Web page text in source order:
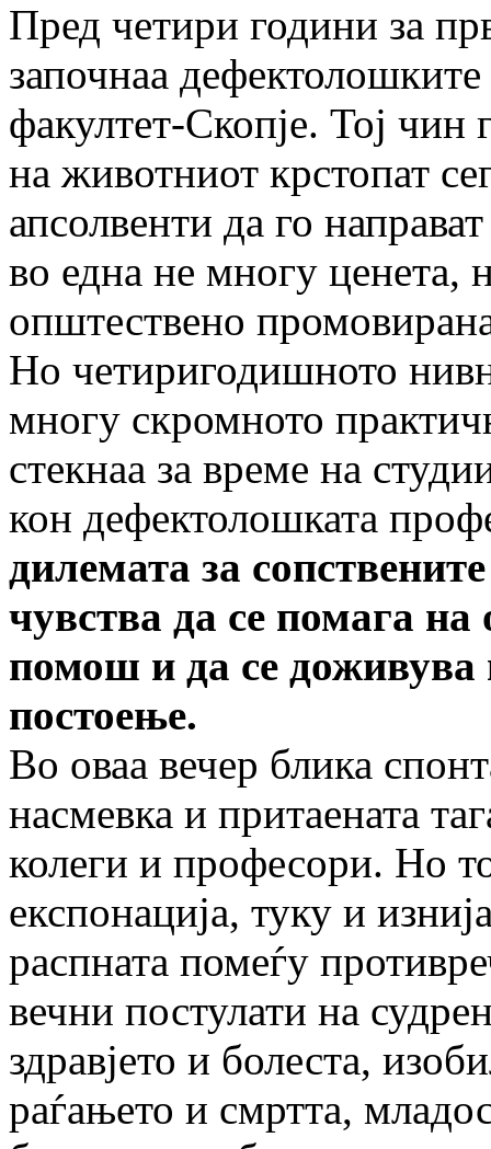
Пред четири години за
започнаа
факултет-Скопје. Тој чин
на животниот крстопат
апсолвенти да го
во една не многу ценета,
општествено
Но четиригодишното
многу скром­ното
стекнаа за време на
кон дефектолошката
дилемата за
чувства да се помага
помош и да се доживува
постоење.
Во оваа вечер блика
насмевка и притаената
колеги и професори. Но
експонација, туку и
распната помеѓу
вечни постулати на
здравјето и болеста,
раѓањето и смртта,